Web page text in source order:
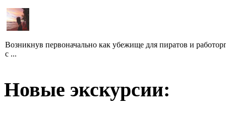
Возникнув первоначально как убежище для пиратов и
с ...
Новые экскурсии: